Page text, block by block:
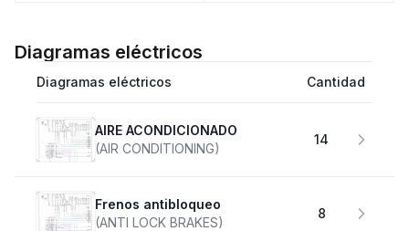
Diagramas eléctricos
Diagramas eléctricos Cantidad
AIRE ACONDICIONADO
(AIR CONDITIONING)
14
Frenos antibloqueo
(ANTI LOCK BRAKES)
8